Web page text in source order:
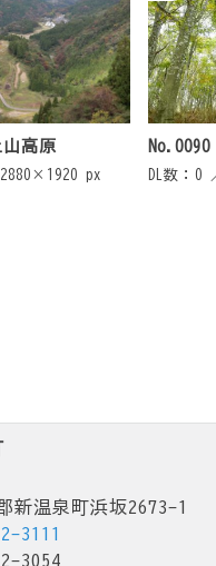
山高原
2880×1920 px DL数：0
新温泉町浜坂2673-1
3111
3054